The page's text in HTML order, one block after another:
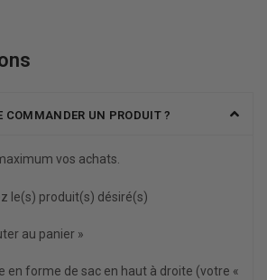
UN PRODUIT ?
vos achats.
le(s) produit(s) désiré(s)
au panier »
en forme de sac en haut à droite (votre «